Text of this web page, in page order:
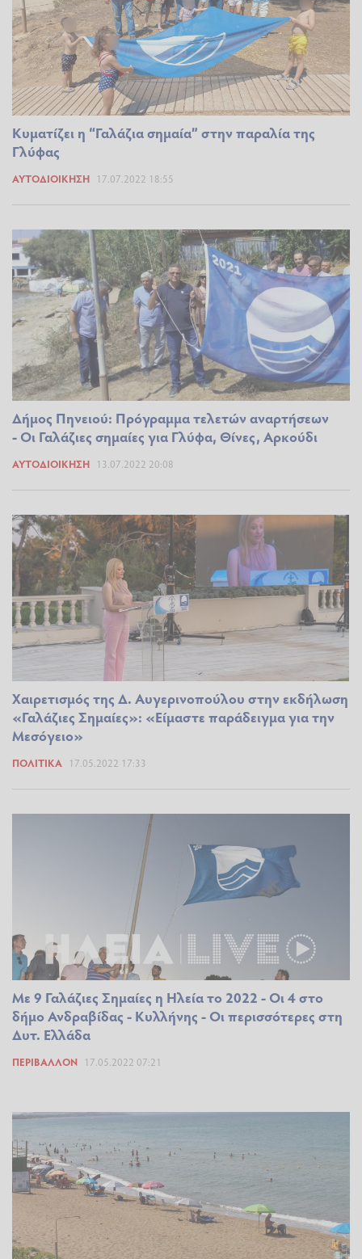
Κυματίζει η “Γαλάζια σημαία” στην παραλία της
Γλύφας
ΑΥΤΟΔΙΟΊΚΗΣΗ 17.07.2022 18:55
Δήμος Πηνειού: Πρόγραμμα τελετών αναρτήσεων
- Οι Γαλάζιες σημαίες για Γλύφα, Θίνες, Αρκούδι
ΑΥΤΟΔΙΟΊΚΗΣΗ 13.07.2022 20:08
Χαιρετισμός της Δ. Αυγερινοπούλου στην εκδήλωση
«Γαλάζιες Σημαίες»: «Είμαστε παράδειγμα για την
Μεσόγειο»
ΠΟΛΙΤΙΚΆ 17.05.2022 17:33
Με 9 Γαλάζιες Σημαίες η Ηλεία το 2022 - Οι 4 στο
δήμο Ανδραβίδας - Κυλλήνης - Οι περισσότερες στη
Δυτ. Ελλάδα
ΠΕΡΙΒΆΛΛΟΝ 17.05.2022 07:21